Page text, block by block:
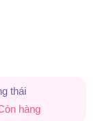
thái
hàng